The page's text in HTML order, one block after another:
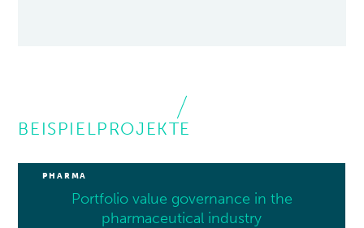
BEISPIELPROJEKTE
PHARMA
Portfolio value governance in the
pharmaceutical industry